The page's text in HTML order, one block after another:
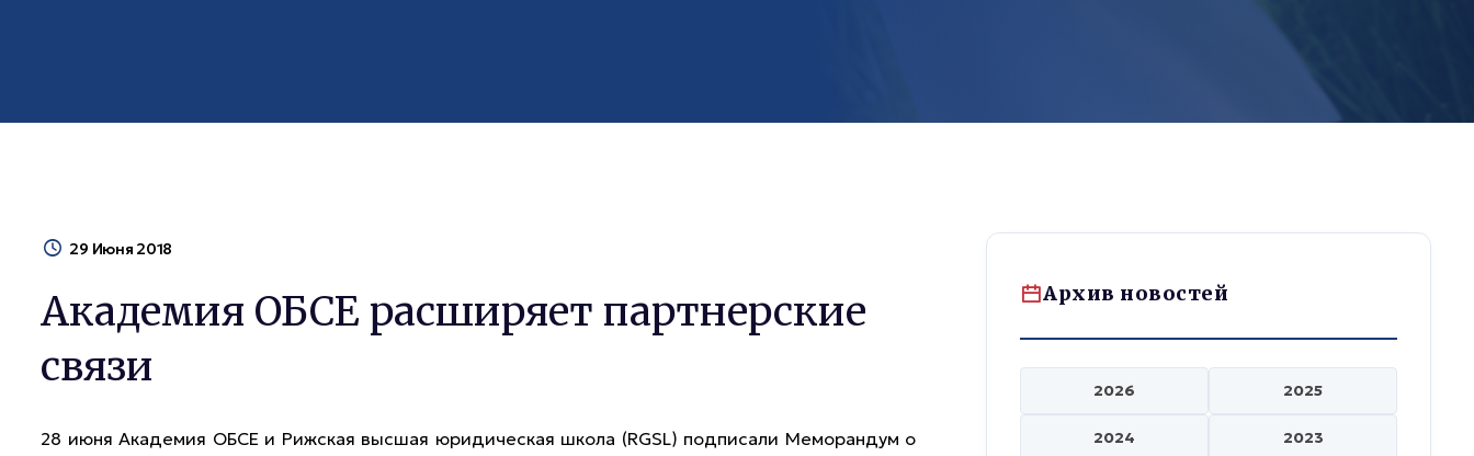
29 Июня 2018
Академия ОБСЕ расширяет партнерские
связи
28 июня Академия ОБСЕ и Рижская высшая юридическая школа (RGSL) подписали Меморандум о
Архив новостей
2026 2025
2024 2023